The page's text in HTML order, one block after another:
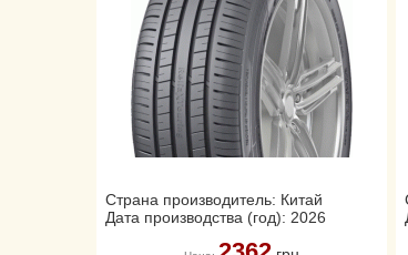
Страна производитель: Китай
Дата производства (год): 2026